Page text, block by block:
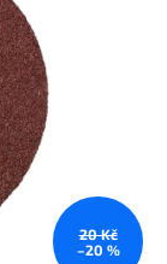
20 Kč
–20 %